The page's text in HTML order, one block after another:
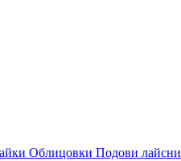
Облицовки Подови лайсни